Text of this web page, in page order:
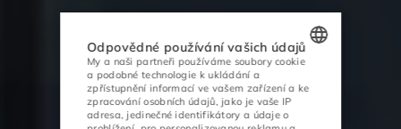
POLISH
ENGLISH
Odpovědné používání vašich údajů
My a naši partneři používáme soubory cookie
a podobné technologie k ukládání a
zpřístupnění informací ve vašem zařízení a ke
zpracování osobních údajů, jako je vaše IP
adresa, jedinečné identifikátory a údaje o